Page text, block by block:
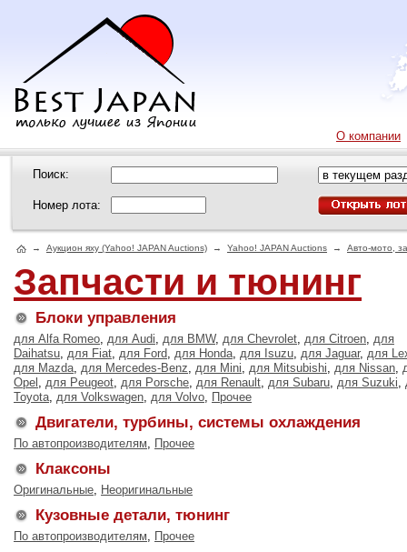
О компании
Поиск:
Номер лота:
→ Аукцион яху (Yahoo! JAPAN Auctions) → Yahoo! JAPAN Auctions → Авто-мото,
Запчасти и тюнинг
Блоки управления
для Alfa Romeo, для Audi, для BMW, для Chevrolet, для Citroen, для
Daihatsu, для Fiat, для Ford, для Honda, для Isuzu, для Jaguar, для
для Mazda, для Mercedes-Benz, для Mini, для Mitsubishi, для Nissan,
Opel , для Peugeot, для Porsche, для Renault, для Subaru, для Suzuki,
Toyota, для Volkswagen, для Volvo, Прочее
Двигатели, турбины, системы охлаждения
По автопроизводителям, Прочее
Клаксоны
Оригинальные, Неоригинальные
Кузовные детали, тюнинг
По автопроизводителям, Прочее